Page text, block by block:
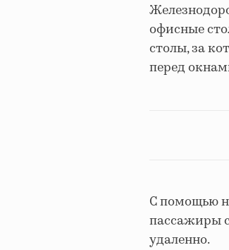
офисные
столы, за
перед
С помощью
пассажиры
удаленно.